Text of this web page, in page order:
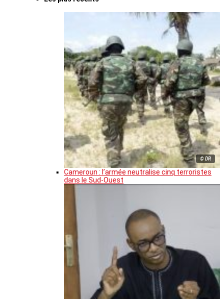
© DR
Cameroun : l’armée neutralise cinq terroristes
dans le Sud-Ouest